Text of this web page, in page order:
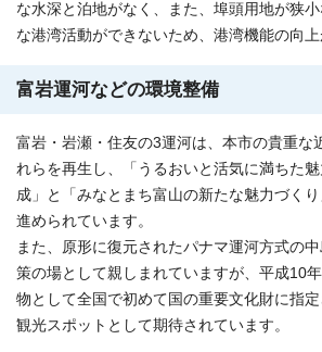
な水深と泊地がなく、また、埠頭用地が狭
な港湾活動ができないため、港湾機能の向上
富岩運河などの環境整備
富岩・岩瀬・住友の3運河は、本市の貴重な
れらを再生し、「うるおいと活気に満ちた
成」と「みなとまち富山の新たな魅力づく
進められています。
また、原形に復元されたパナマ運河方式の
策の場として親しまれていますが、平成10
物として全国で初めて国の重要文化財に指
観光スポットとして期待されています。